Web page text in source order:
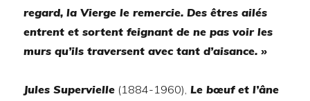
regard, la Vierge le remercie. Des êtres ailés
entrent et sortent feignant de ne pas voir les
murs qu’ils traversent avec tant d’aisance. »
Jules Supervielle (1884-1960), Le bœuf et l’âne